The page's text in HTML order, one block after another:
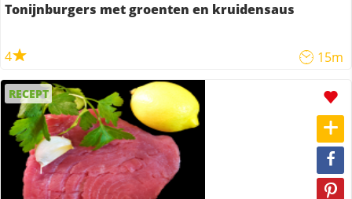
Tonijnburgers met groenten en kruidensaus
4 15m
RECEPT